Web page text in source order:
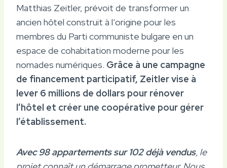
Matthias Zeitler, prévoit de transformer un
ancien hôtel construit à l’origine pour les
membres du Parti communiste bulgare en un
espace de cohabitation moderne pour les
nomades numériques. Grâce à une campagne
de financement participatif, Zeitler vise à
lever 6 millions de dollars pour rénover
l’hôtel et créer une coopérative pour gérer
l’établissement.
Avec 98 appartements sur 102 déjà vendus, le